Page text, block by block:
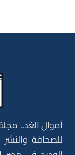
أموال الغد..
للصحافة